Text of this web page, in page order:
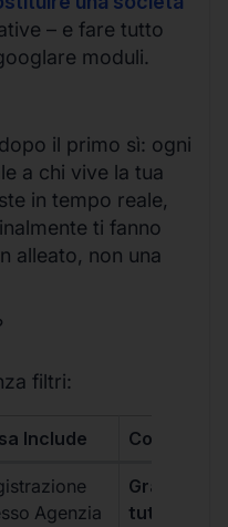
– e fare tutto
moduli.
il primo sì: ogni
a chi vive la tua
in tempo reale,
ti fanno
alleato, non una
filtri:
Include Costo
Agenzia
Gratis,
tutti i piani